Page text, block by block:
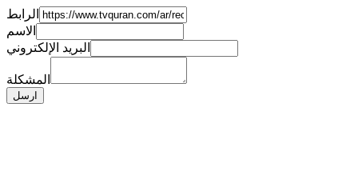
الرابط
الاسم
البريد الإلكتروني
المشكلة
ارسل